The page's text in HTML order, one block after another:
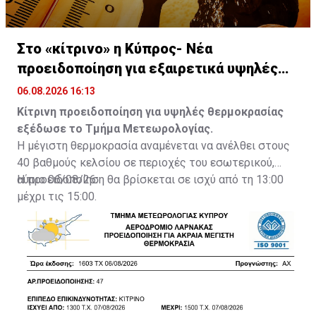
Στο «κίτρινο» η Κύπρος- Νέα
προειδοποίηση για εξαιρετικά υψηλές
θερμοκρασίες
06.08.2026 16:13
Κίτρινη προειδοποίηση για υψηλές θερμοκρασίας
εξέδωσε το Τμήμα Μετεωρολογίας.
Η μέγιστη θερμοκρασία αναμένεται να ανέλθει στους
40 βαθμούς κελσίου σε περιοχές του εσωτερικού,
αύριο 06/08/26.
Η προειδοποίηση θα βρίσκεται σε ισχύ από τη 13:00
μέχρι τις 15:00.